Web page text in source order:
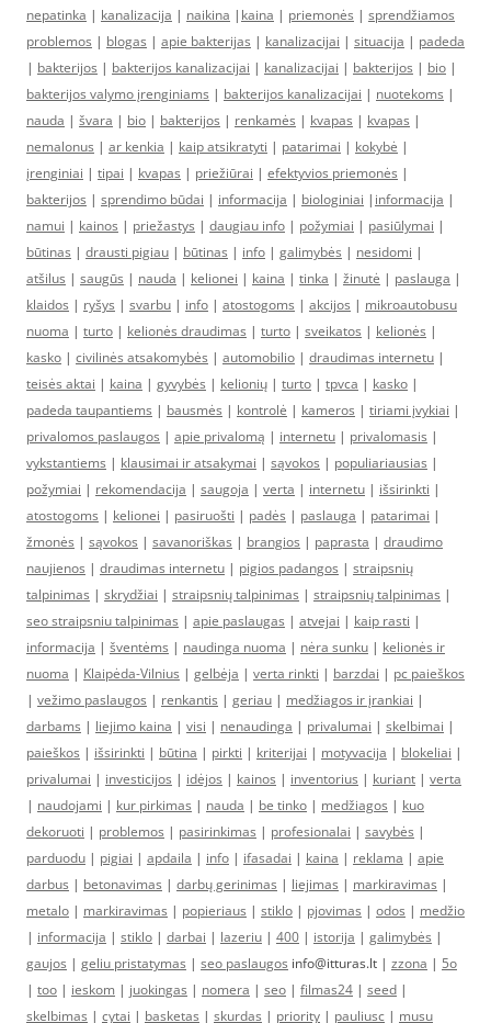
nepatinka | kanalizacija | naikina | kaina | priemonės | sprendžiamos
problemos | blogas | apie bakterijas | kanalizacijai | situacija | padeda
| bakterijos | bakterijos kanalizacijai | kanalizacijai | bakterijos | bio |
bakterijos valymo įrenginiams | bakterijos kanalizacijai | nuotekoms |
nauda | švara | bio | bakterijos | renkamės | kvapas | kvapas |
nemalonus | ar kenkia | kaip atsikratyti | patarimai | kokybė |
įrenginiai | tipai | kvapas | priežiūrai | efektyvios priemonės |
bakterijos | sprendimo būdai | informacija | biologiniai | informacija |
namui | kainos | priežastys | daugiau info | požymiai | pasiūlymai |
būtinas | drausti pigiau | būtinas | info | galimybės | nesidomi |
atšilus | saugūs | nauda | kelionei | kaina | tinka | žinutė | paslauga |
klaidos | ryšys | svarbu | info | atostogoms | akcijos | mikroautobusu
nuoma | turto | kelionės draudimas | turto | sveikatos | kelionės |
kasko | civilinės atsakomybės | automobilio | draudimas internetu |
teisės aktai | kaina | gyvybės | kelionių | turto | tpvca | kasko |
padeda taupantiems | bausmės | kontrolė | kameros | tiriami įvykiai |
privalomos paslaugos | apie privalomą | internetu | privalomasis |
vykstantiems | klausimai ir atsakymai | sąvokos | populiariausias |
požymiai | rekomendacija | saugoja | verta | internetu | išsirinkti |
atostogoms | kelionei | pasiruošti | padės | paslauga | patarimai |
žmonės | sąvokos | savanoriškas | brangios | paprasta | draudimo
naujienos | draudimas internetu | pigios padangos | straipsnių
talpinimas | skrydžiai | straipsnių talpinimas | straipsnių talpinimas |
seo straipsniu talpinimas | apie paslaugas | atvejai | kaip rasti |
informacija | šventėms | naudinga nuoma | nėra sunku | kelionės ir
nuoma | Klaipėda-Vilnius | gelbėja | verta rinkti | barzdai | pc paieškos
| vežimo paslaugos | renkantis | geriau | medžiagos ir įrankiai |
darbams | liejimo kaina | visi | nenaudinga | privalumai | skelbimai |
paieškos | išsirinkti | būtina | pirkti | kriterijai | motyvacija | blokeliai |
privalumai | investicijos | idėjos | kainos | inventorius | kuriant | verta
| naudojami | kur pirkimas | nauda | be tinko | medžiagos | kuo
dekoruoti | problemos | pasirinkimas | profesionalai | savybės |
parduodu | pigiai | apdaila | info | ifasadai | kaina | reklama | apie
darbus | betonavimas | darbų gerinimas | liejimas | markiravimas |
metalo | markiravimas | popieriaus | stiklo | pjovimas | odos | medžio
| informacija | stiklo | darbai | lazeriu | 400 | istorija | galimybės |
gaujos | geliu pristatymas | seo paslaugos info@itturas.lt | zzona | 5o
| too | ieskom | juokingas | nomera | seo | filmas24 | seed |
skelbimas | cytai | basketas | skurdas | priority | pauliusc | musu